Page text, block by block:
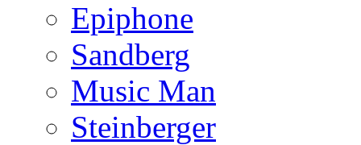
Epiphone
Sandberg
Music Man
Steinberger